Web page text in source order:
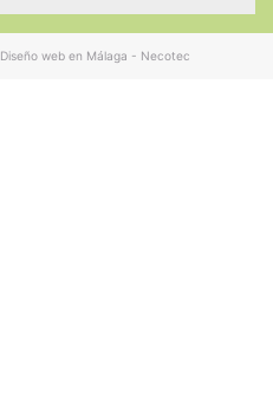
Diseño web en Málaga - Necotec